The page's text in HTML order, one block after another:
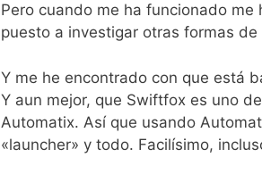
Pero cuando me ha funcionado
puesto a investigar otras formas de
Y me he encontrado con que está
Y aun mejor, que Swiftfox es uno
Automatix. Así que usando
«launcher» y todo. Facilísimo,